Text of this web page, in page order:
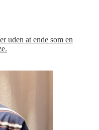
uden at ende som en